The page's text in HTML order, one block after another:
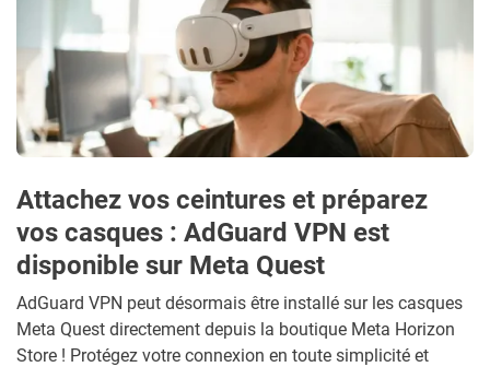
Attachez vos ceintures et préparez
vos casques : AdGuard VPN est
disponible sur Meta Quest
AdGuard VPN peut désormais être installé sur les casques
Meta Quest directement depuis la boutique Meta Horizon
Store ! Protégez votre connexion en toute simplicité et